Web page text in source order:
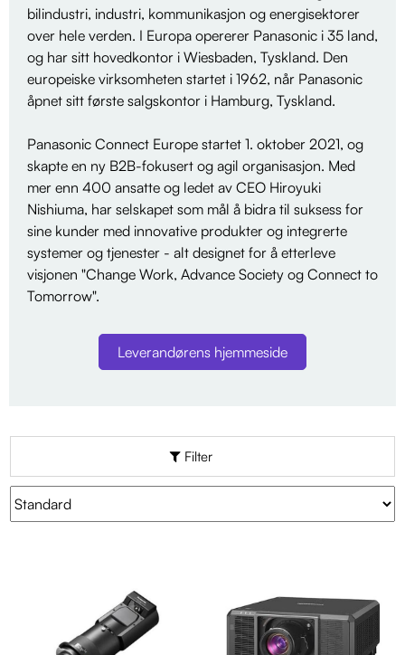
bilindustri, industri, kommunikasjon og energisektorer
over hele verden. I Europa opererer Panasonic i 35 land,
og har sitt hovedkontor i Wiesbaden, Tyskland. Den
europeiske virksomheten startet i 1962, når Panasonic
åpnet sitt første salgskontor i Hamburg, Tyskland.
Panasonic Connect Europe startet 1. oktober 2021, og
skapte en ny B2B-fokusert og agil organisasjon. Med
mer enn 400 ansatte og ledet av CEO Hiroyuki
Nishiuma, har selskapet som mål å bidra til suksess for
sine kunder med innovative produkter og integrerte
systemer og tjenester - alt designet for å etterleve
visjonen "Change Work, Advance Society og Connect to
Tomorrow".
Leverandørens hjemmeside
Filter